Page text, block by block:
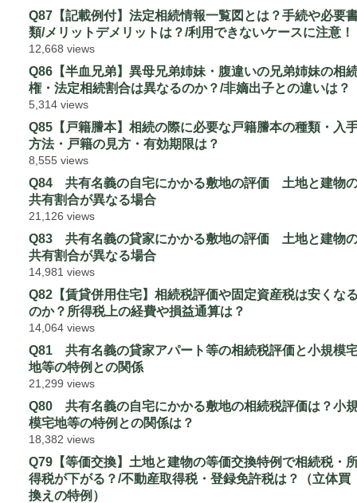
Q87【記載例付】法定相続情報一覧図とは？手続や必要
類/メリットデメリットは？/利用できないケースに注意！
12,668 views
Q86【半血兄弟】異母兄弟姉妹・腹違いの兄弟姉妹の相
権・法定相続割合は異なるのか？/非嫡出子との違いは？
5,314 views
Q85【戸籍謄本】相続の際に必要な戸籍謄本の種類・入
方法・戸籍の見方・有効期限は？
8,555 views
Q84 共有名義の自宅にかかる敷地の評価 土地と建物
共有割合が異なる場合
21,126 views
Q83 共有名義の貸家にかかる敷地の評価 土地と建物
共有割合が異なる場合
14,981 views
Q82【賃貸併用住宅】相続税評価や固定資産税は安くな
のか？所得税上の経費や損益通算は？
14,064 views
Q81 共有名義の貸家アパート等の相続税評価と小規模
地等の特例との関係
21,299 views
Q80 共有名義の自宅にかかる敷地の相続税評価は？小
模宅地等の特例との関係は？
18,382 views
Q79【等価交換】土地と建物の等価交換特例で相続税・
得税が下がる？/不動産取得税・登録免許税は？（立体買
換えの特例）